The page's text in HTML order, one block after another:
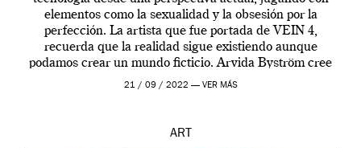
elementos como la sexualidad y la obsesión por la
perfección. La artista que fue portada de VEIN 4,
recuerda que la realidad sigue existiendo aunque
podamos crear un mundo ficticio. Arvida Byström cree
que los humanos tienen un complejo […]
21 / 09 / 2022 — VER MÁS
ART